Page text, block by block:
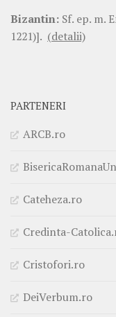
Bizantin: Sf. ep. m.
1221)]. (detalii)
PARTENERI
ARCB.ro
Cateheza.ro
Credinta-
Cristofori.ro
DeiVerbum.ro